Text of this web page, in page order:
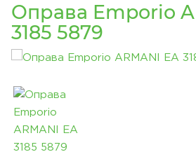
Оправа Emporio
3185 5879